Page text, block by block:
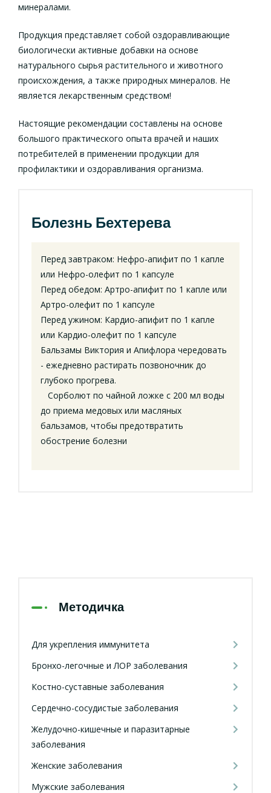
минералами.
Продукция представляет собой оздоравливающие
биологически активные добавки на основе
натурального сырья растительного и животного
происхождения, а также природных минералов. Не
является лекарственным средством!
Настоящие рекомендации составлены на основе
большого практического опыта врачей и наших
потребителей в применении продукции для
профилактики и оздоравливания организма.
Болезнь Бехтерева
Перед завтраком: Нефро-апифит по 1 капле
или Нефро-олефит по 1 капсуле
Перед обедом: Артро-апифит по 1 капле или
Артро-олефит по 1 капсуле
Перед ужином: Кардио-апифит по 1 капле
или Кардио-олефит по 1 капсуле
Бальзамы Виктория и Апифлора чередовать
- ежедневно растирать позвоночник до
глубоко прогрева.
Сорболют по чайной ложке с 200 мл воды
до приема медовых или масляных
бальзамов, чтобы предотвратить
обострение болезни
Методичка
Для укрепления иммунитета
Бронхо-легочные и ЛОР заболевания
Костно-суставные заболевания
Сердечно-сосудистые заболевания
Желудочно-кишечные и паразитарные
заболевания
Женские заболевания
Мужские заболевания